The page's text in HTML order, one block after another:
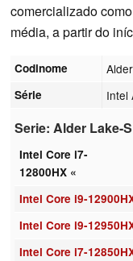
comercializado
média, a partir do
Codinome
Série Intel
Serie: Alder Lake-
Intel Core i7-
12800HX «
Intel Core i9-
Intel Core i9-
Intel Core i7-